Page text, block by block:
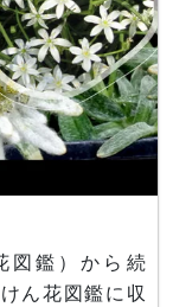
図鑑）から続